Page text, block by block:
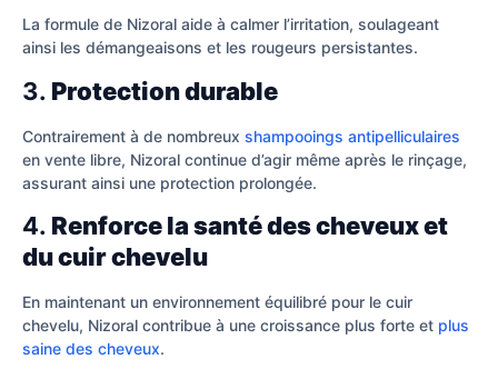
La formule de Nizoral aide à calmer l’irritation, soulageant
ainsi les démangeaisons et les rougeurs persistantes.
3. Protection durable
Contrairement à de nombreux shampooings antipelliculaires
en vente libre, Nizoral continue d’agir même après le rinçage,
assurant ainsi une protection prolongée.
4. Renforce la santé des cheveux et
du cuir chevelu
En maintenant un environnement équilibré pour le cuir
chevelu, Nizoral contribue à une croissance plus forte et plus
saine des cheveux.